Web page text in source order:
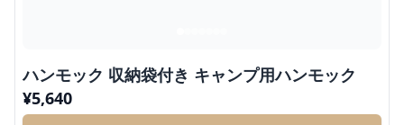
ハンモック 収納袋付き キャンプ用ハンモック
¥5,640